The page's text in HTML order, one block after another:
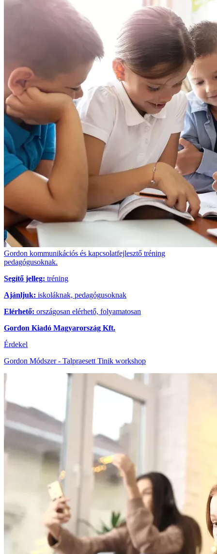
Gordon kommunikációs és kapcsolatfejlesztő tréning
pedagógusoknak.
Segítő jelleg: tréning
Ajánljuk: iskoláknak, pedagógusoknak
Elérhető: országosan elérhető, folyamatosan
Gordon Kiadó Magyarország Kft.
Érdekel
Gordon Módszer - Talpraesett Tinik workshop